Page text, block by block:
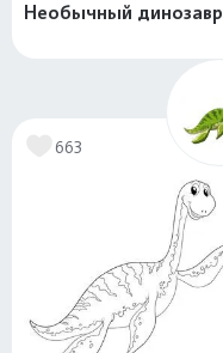
Необычный динозавр
663